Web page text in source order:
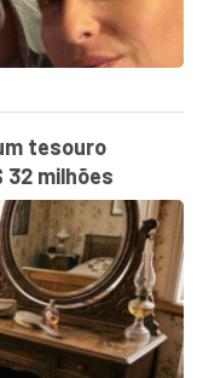
tesouro
32 milhões